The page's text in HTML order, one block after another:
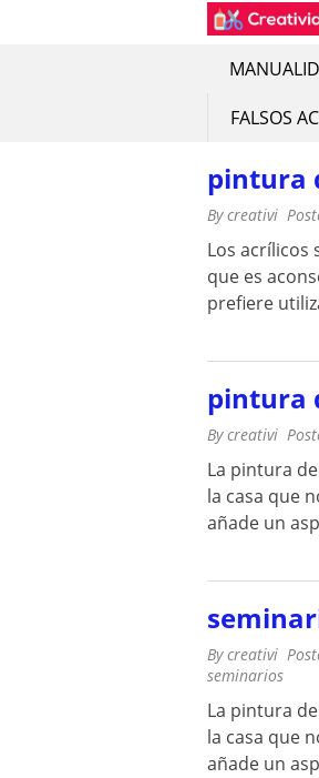
Encuentra
FALSOS
pintura
Bycreativi
Los acrílicos
que es
prefiere
pintura
Bycreativi
La pintura
la casa que
añade un
Bycreativi
seminarios
La pintura
la casa que
añade un